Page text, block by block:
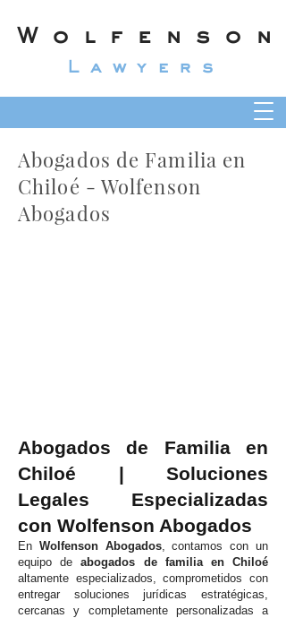
Wolfenson
Lawyers
Abogados de Familia en
Chiloé - Wolfenson
Abogados
Abogados de Familia en
Chiloé | Soluciones
Legales Especializadas
con Wolfenson Abogados
En Wolfenson Abogados, contamos con un
equipo deabogados de familia en Chiloé
altamente especializados, comprometidos con
entregar soluciones jurídicas estratégicas,
cercanas y completamente personalizadas a